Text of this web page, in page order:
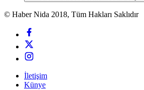
Gece ModuGece modunu seçin.
© Haber Nida 2018, Tüm Hakları Saklıdır